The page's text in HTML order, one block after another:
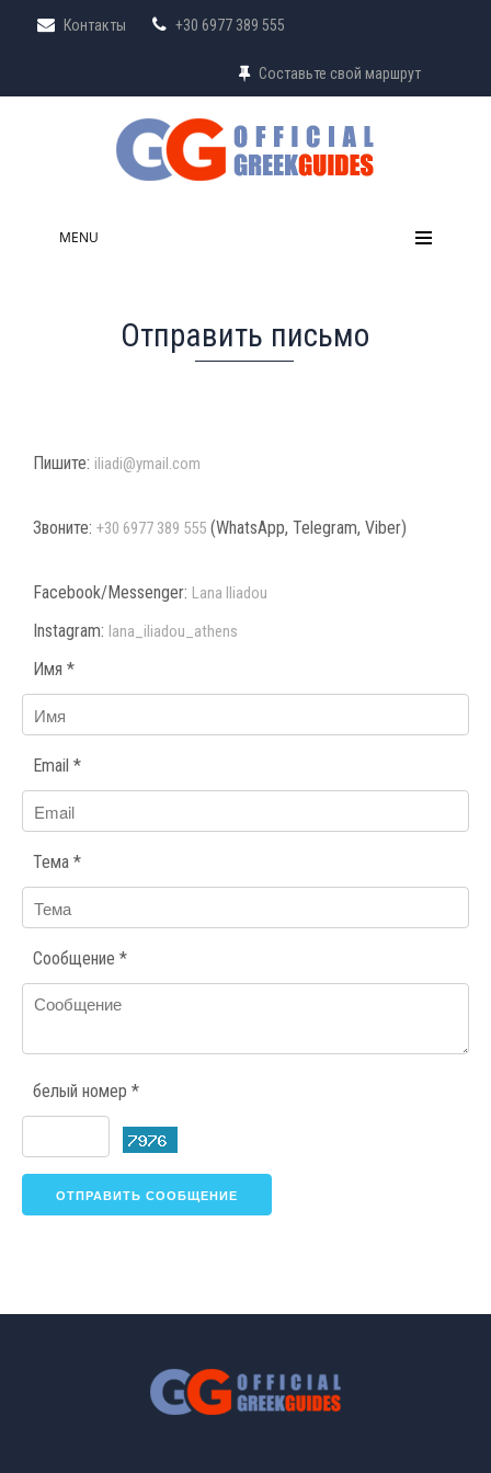
Контакты +30 6977 389 555
Составьте свой маршрут
MENU
Отправить письмо
Пишите: iliadi@ymail.com
Звоните: +30 6977 389 555 (WhatsApp, Telegram, Viber)
Facebook/Messenger: Lana Iliadou
Instagram: lana_iliadou_athens
Имя *
Email *
Тема *
Сообщение *
белый номер *